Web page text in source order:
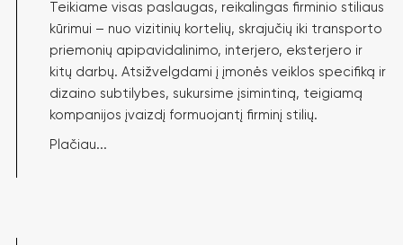
Teikiame visas paslaugas, reikalingas firminio stiliaus
kūrimui – nuo vizitinių kortelių, skrajučių iki transporto
priemonių apipavidalinimo, interjero, eksterjero ir
kitų darbų. Atsižvelgdami į įmonės veiklos specifiką ir
dizaino subtilybes, sukursime įsimintiną, teigiamą
kompanijos įvaizdį formuojantį firminį stilių.
Plačiau...